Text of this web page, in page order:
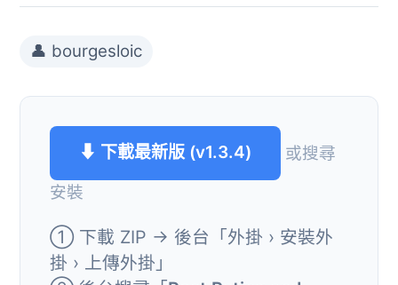
👤 bourgesloic
⬇ 下載最新版 (v1.3.4)
或搜尋
安裝
① 下載 ZIP → 後台「外掛 › 安裝外
掛 › 上傳外掛」